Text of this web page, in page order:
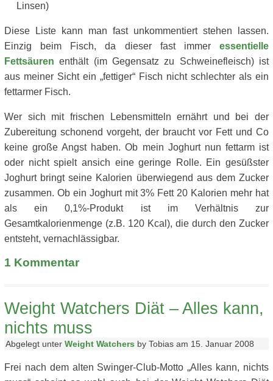
Linsen)
Diese Liste kann man fast unkommentiert stehen lassen.
Einzig beim Fisch, da dieser fast immer essentielle
Fettsäuren enthält (im Gegensatz zu Schweinefleisch) ist
aus meiner Sicht ein „fettiger“ Fisch nicht schlechter als ein
fettarmer Fisch.
Wer sich mit frischen Lebensmitteln ernährt und bei der
Zubereitung schonend vorgeht, der braucht vor Fett und Co
keine große Angst haben. Ob mein Joghurt nun fettarm ist
oder nicht spielt ansich eine geringe Rolle. Ein gesüßster
Joghurt bringt seine Kalorien überwiegend aus dem Zucker
zusammen. Ob ein Joghurt mit 3% Fett 20 Kalorien mehr hat
als ein 0,1%-Produkt ist im Verhältnis zur
Gesamtkalorienmenge (z.B. 120 Kcal), die durch den Zucker
entsteht, vernachlässigbar.
1 Kommentar
Weight Watchers Diät – Alles kann,
nichts muss
Abgelegt unter Weight Watchers by Tobias am 15. Januar 2008
Frei nach dem alten Swinger-Club-Motto „Alles kann, nichts